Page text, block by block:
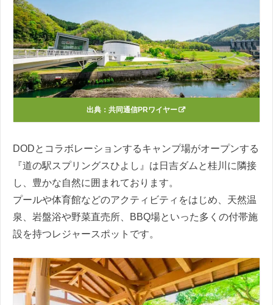
出典： 共同通信PRワイヤー
DODとコラボレーションするキャンプ場がオープンする
『道の駅スプリングスひよし』は日吉ダムと桂川に隣接
し、豊かな自然に囲まれております。
プールや体育館などのアクティビティをはじめ、天然温
泉、岩盤浴や野菜直売所、BBQ場といった多くの付帯施
設を持つレジャースポットです。